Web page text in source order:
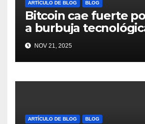
ARTÍCULO DE BLOG BLOG
Bitcoin cae fuerte
a burbuja
nervios en AI #crypto
#Bitcoin
NOV 21, 2025
ARTÍCULO DE BLOG BLOG